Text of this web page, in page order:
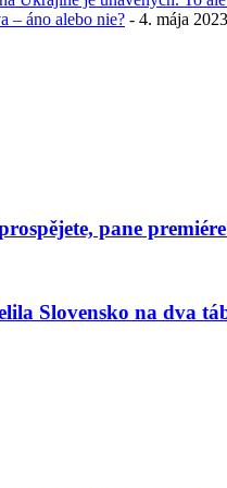
– áno alebo nie? - 4. mája 2023
pane
Slovensko na dva